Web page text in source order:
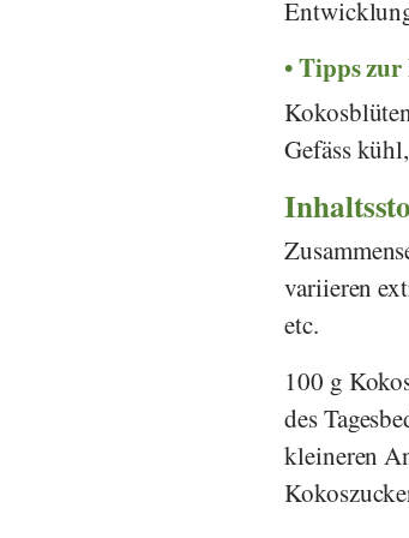
Tipps
Gefäss
variieren
etc.
100 g
des
kleineren